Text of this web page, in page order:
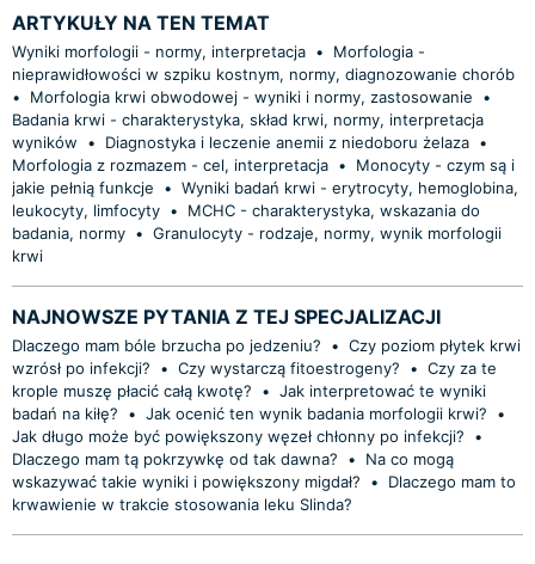
ARTYKUŁY NA TEN TEMAT
Wyniki morfologii - normy, interpretacja •
Morfologia -
nieprawidłowości w szpiku kostnym, normy, diagnozowanie chorób
•
Morfologia krwi obwodowej - wyniki i normy, zastosowanie
•
Badania krwi - charakterystyka, skład krwi, normy, interpretacja
wyników
• Diagnostyka i leczenie anemii z niedoboru żelaza •
Morfologia z rozmazem - cel, interpretacja •
Monocyty - czym są i
jakie pełnią funkcje
• Wyniki badań krwi - erytrocyty, hemoglobina,
leukocyty, limfocyty •
MCHC - charakterystyka, wskazania do
badania, normy • Granulocyty - rodzaje, normy, wynik morfologii
krwi
NAJNOWSZE PYTANIA Z TEJ SPECJALIZACJI
Dlaczego mam bóle brzucha po jedzeniu? • Czy poziom płytek krwi
wzrósł po infekcji?
• Czy wystarczą fitoestrogeny? • Czy za te
krople muszę płacić całą kwotę?
• Jak interpretować te wyniki
badań na kiłę?
• Jak ocenić ten wynik badania morfologii krwi?
•
Jak długo może być powiększony węzeł chłonny po infekcji?
•
Dlaczego mam tą pokrzywkę od tak dawna?
•
Na co mogą
wskazywać takie wyniki i powiększony migdał?
•
Dlaczego mam to
krwawienie w trakcie stosowania leku Slinda?